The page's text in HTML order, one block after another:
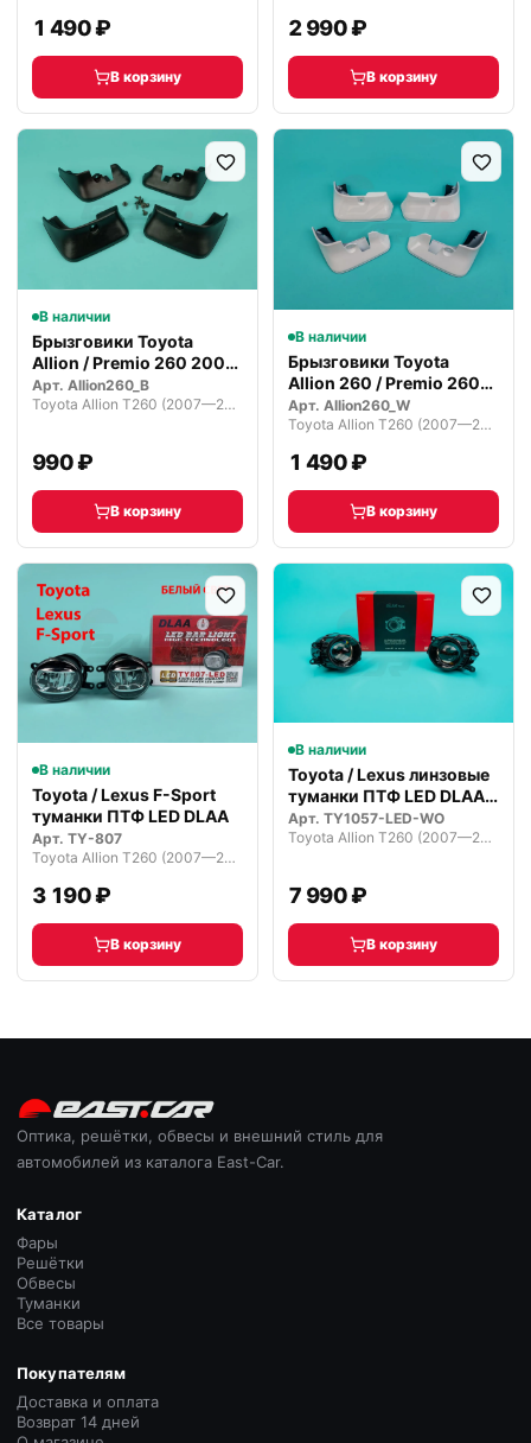
1 490 ₽
В корзину
2 990 ₽
В корзину
В наличии
Брызговики Toyota
Allion / Premio 260 2007-
2021 г.
Арт. Allion260_B
Toyota Allion T260 (2007—2010)
990 ₽
В корзину
В наличии
Брызговики Toyota
Allion 260 / Premio 260
2007-21г
Арт. Allion260_W
Toyota Allion T260 (2007—2010)
1 490 ₽
В корзину
В наличии
Toyota / Lexus F-Sport
туманки ПТФ LED DLAA
Арт. TY-807
Toyota Allion T260 (2007—2010)
3 190 ₽
В корзину
В наличии
Toyota / Lexus линзовые
туманки ПТФ LED DLAA
Prem…
Арт. TY1057-LED-WO
Toyota Allion T260 (2007—2010)
7 990 ₽
В корзину
Оптика, решётки, обвесы и внешний стиль для
автомобилей из каталога East-Car.
Каталог
Фары
Решётки
Обвесы
Туманки
Все товары
Покупателям
Доставка и оплата
Возврат 14 дней